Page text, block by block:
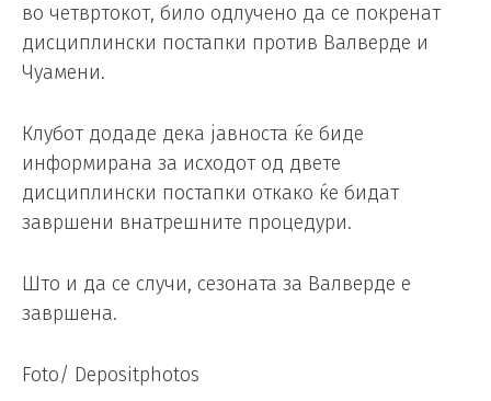
во четвртокот, било одлучено да се покренат
дисциплински постапки против Валверде и
Чуамени.
Клубот додаде дека јавноста ќе биде
информирана за исходот од двете
дисциплински постапки откако ќе бидат
завршени внатрешните процедури.
Што и да се случи, сезоната за Валверде е
завршена.
Foto/ Depositphotos